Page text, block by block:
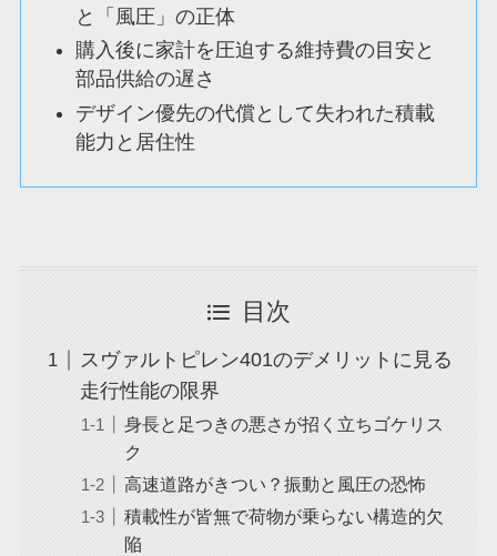
と「風圧」の正体
購入後に家計を圧迫する維持費の目安と
部品供給の遅さ
デザイン優先の代償として失われた積載
能力と居住性
目次
スヴァルトピレン401のデメリットに見る
走行性能の限界
身長と足つきの悪さが招く立ちゴケリス
ク
高速道路がきつい？振動と風圧の恐怖
積載性が皆無で荷物が乗らない構造的欠
陥